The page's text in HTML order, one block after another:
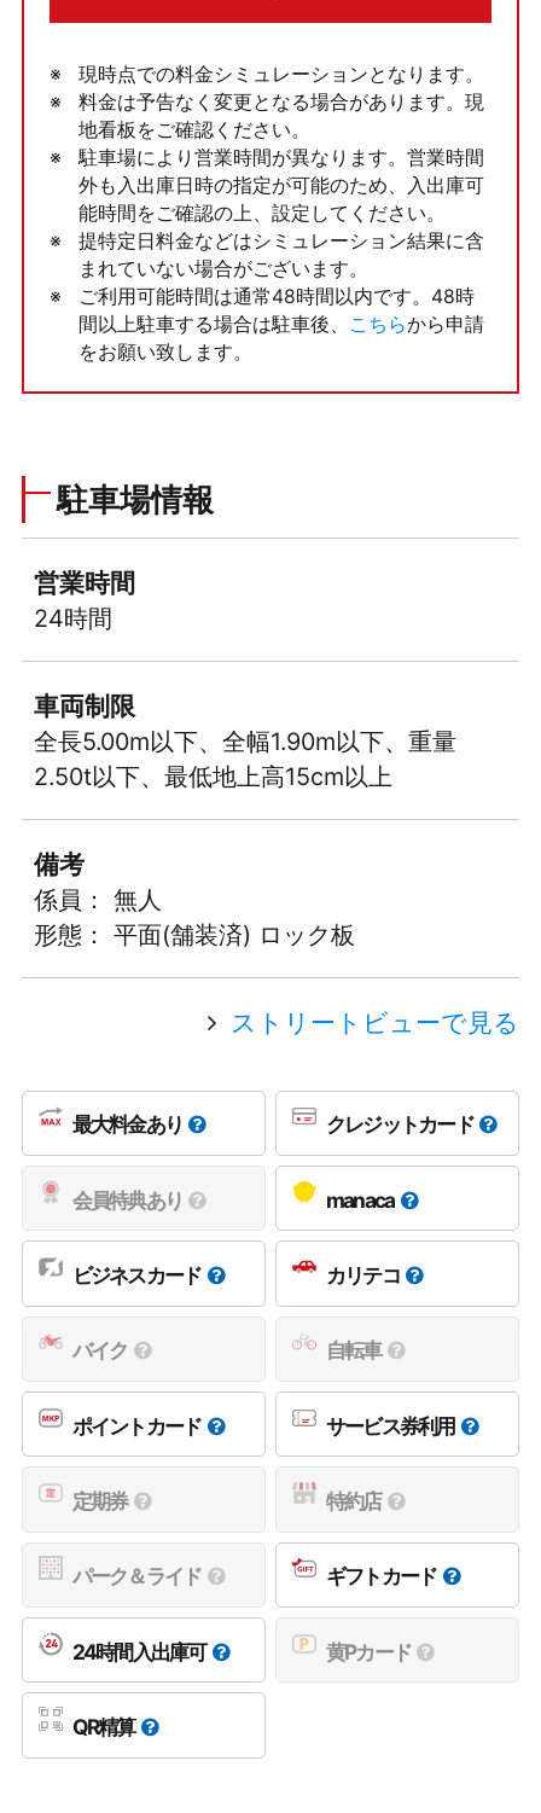
現時点での料金シミュレーションとなります。
料金は予告なく変更となる場合があります。現
地看板をご確認ください。
駐車場により営業時間が異なります。営業時間
外も入出庫日時の指定が可能のため、入出庫可
能時間をご確認の上、設定してください。
提特定日料金などはシミュレーション結果に含
まれていない場合がございます。
ご利用可能時間は通常48時間以内です。48時
間以上駐車する場合は駐車後、
こちらから申請
をお願い致します。
駐車場情報
営業時間
24時間
車両制限
全長5.00m以下、全幅1.90m以下、重量
2.50t以下、最低地上高15cm以上
備考
係員： 無人
形態： 平面(舗装済) ロック板
ストリートビューで見る
最大料金あり クレジットカード
会員特典あり manaca
ビジネスカード カリテコ
バイク 自転車
ポイントカード サービス券利用
定期券 特約店
パーク＆ライド ギフトカード
24時間入出庫可 黄Pカード
QR精算